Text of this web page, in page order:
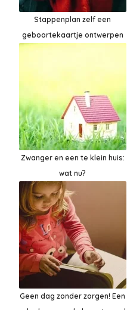
Stappenplan zelf een
geboortekaartje ontwerpen
Zwanger en een te klein huis:
wat nu?
Geen dag zonder zorgen! Een